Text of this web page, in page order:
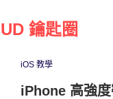
鑰匙圈
iOS 教學
iPhone 高強